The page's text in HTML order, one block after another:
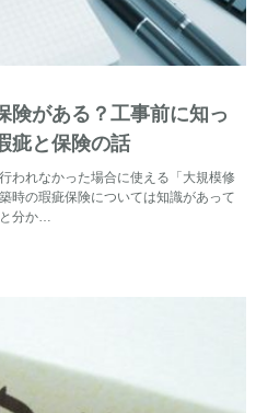
険がある？工事前に知っ
疵と保険の話
われなかった場合に使える「大規模修
時の瑕疵保険については知識があって
と分か…